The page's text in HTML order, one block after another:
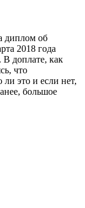
диплом об
2018 года
доплате, как
что
это и если нет,
большое